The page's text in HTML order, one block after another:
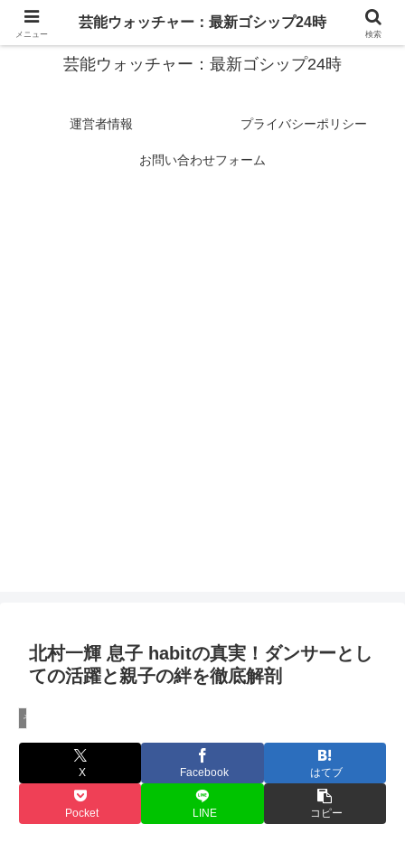
スターたちの裏側を徹底追跡！話題のゴシップがここに集結
芸能ウォッチャー：最新ゴシップ24時
運営者情報 プライバシーポリシー
お問い合わせフォーム
北村一輝 息子 habitの真実！ダンサーとし
ての活躍と親子の絆を徹底解剖
その他
X Facebook はてブ
Pocket LINE コピー
メニュー
芸能ウォッチャー：最新ゴシップ24時
検索